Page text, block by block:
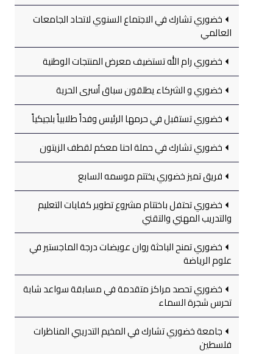
خضوري تشارك في الاجتماع السنوي لاتحاد الجامعات
العالمي
خضوري رام الله تستضيف معرض المنتجات الوطنية
خضوري و الشركاء يطلقون سباق أسرى الحرية
خضوري تستقبل في حرمها الرئيس وفداً طلابياً بلجيكياً
خضوري تشارك في حملة احنا معكم لقطف الزيتون
فريق تميز خضوري يختتم موسمه السابع
خضوري تحتفل باختتام مشروع تطوير كفايات التعليم
والتدريب المهني والتقني
خضوري تمنح الباحثة روان عويضات درجة الماجستير في
علوم الرياضة
خضوري تحصد مراكز متقدمة في مسابقة سواعد شابة
تحرس شجرة السماء
جامعة خضوري تشارك في المخيم التدريبي المناظرات
فلسطين